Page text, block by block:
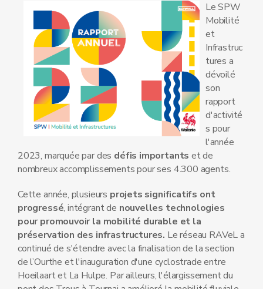
Le SPW
Mobilité
et
Infrastruc
tures a
dévoilé
son
rapport
d'activité
s pour
l'année
2023, marquée par des défis importants et de
nombreux accomplissements pour ses 4.300 agents.
Cette année, plusieurs projets significatifs ont
progressé, intégrant de nouvelles technologies
pour promouvoir la mobilité durable et la
préservation des infrastructures. Le réseau RAVeL a
continué de s'étendre avec la finalisation de la section
de l’Ourthe et l'inauguration d'une cyclostrade entre
Hoeilaart et La Hulpe. Par ailleurs, l'élargissement du